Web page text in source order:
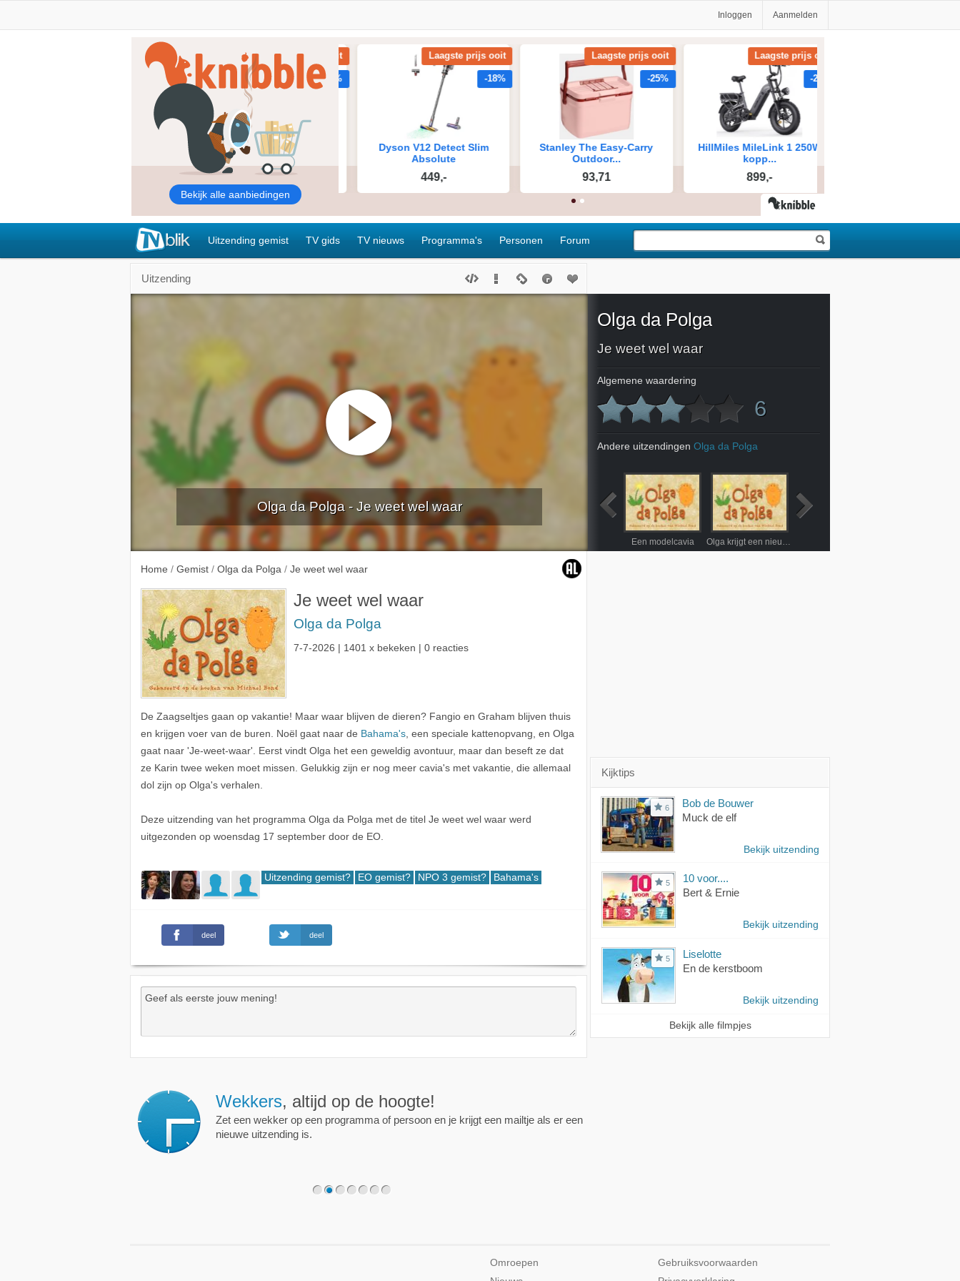
Inloggen Aanmelden
Uitzending gemist TV gids TV nieuws Programma's Personen Forum
Uitzending
Olga da Polga - Je weet wel waar
Home / Gemist / Olga da Polga / Je weet wel waar
Je weet wel waar
Olga da Polga
7-7-2026 | 1401 x bekeken | 0 reacties
De Zaagseltjes gaan op vakantie! Maar waar blijven de dieren? Fangio en Graham blijven thuis
en krijgen voer van de buren. Noël gaat naar de Bahama's , een speciale kattenopvang, en Olga
gaat naar 'Je-weet-waar'. Eerst vindt Olga het een geweldig avontuur, maar dan beseft ze dat
ze Karin twee weken moet missen. Gelukkig zijn er nog meer cavia's met vakantie, die allemaal
dol zijn op Olga's verhalen.
Deze uitzending van het programma Olga da Polga met de titel Je weet wel waar werd
uitgezonden op woensdag 17 september door de EO.
Uitzending gemist? EO gemist? NPO 3 gemist? Bahama's
deel deel
Olga da Polga
Je weet wel waar
Algemene waardering
6
Andere uitzendingen Olga da Polga
Olga en de draak De grote piep Een modelcavia
Kijktips
6
Bob de Bouwer
Muck de elf
Bekijk uitzending
5
10 voor....
Bert & Ernie
Bekijk uitzending
5
Liselotte
En de kerstboom
Bekijk uitzending
Bekijk alle filmpjes
Wekkers, altijd op de hoogte!
Zet een wekker op een programma of persoon en je krijgt een mailtje als er een
nieuwe uitzending is.
Omroepen
Gebruiksvoorwaarden